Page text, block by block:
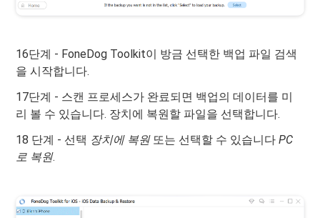
16단계 - FoneDog Toolkit이 방금 선택한 백업 파일 검색
을 시작합니다.
17단계 - 스캔 프로세스가 완료되면 백업의 데이터를 미
리 볼 수 있습니다. 장치에 복원할 파일을 선택합니다.
18 단계 - 선택 장치에 복원또는 선택할 수 있습니다 PC
로 복원.